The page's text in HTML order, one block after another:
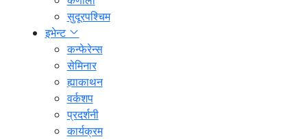
सुदूरपश्चिम
इभेन्ट
कन्फेरेन्स
सेमिनार
ह्याकाथन
वर्कशप
प्रदर्शनी
कार्यक्रम